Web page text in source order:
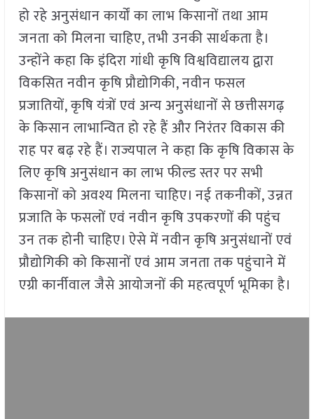
हो रहे अनुसंधान कार्यों का लाभ किसानों तथा आम
जनता को मिलना चाहिए, तभी उनकी सार्थकता है।
उन्होंने कहा कि इंदिरा गांधी कृषि विश्वविद्यालय द्वारा
विकसित नवीन कृषि प्रौद्योगिकी, नवीन फसल
प्रजातियों, कृषि यंत्रों एवं अन्य अनुसंधानों से छत्तीसगढ़
के किसान लाभान्वित हो रहे हैं और निरंतर विकास की
राह पर बढ़ रहे हैं। राज्यपाल ने कहा कि कृषि विकास के
लिए कृषि अनुसंधान का लाभ फील्ड स्तर पर सभी
किसानों को अवश्य मिलना चाहिए। नई तकनीकों, उन्नत
प्रजाति के फसलों एवं नवीन कृषि उपकरणों की पहुंच
उन तक होनी चाहिए। ऐसे में नवीन कृषि अनुसंधानों एवं
प्रौद्योगिकी को किसानों एवं आम जनता तक पहुंचाने में
एग्री कार्नीवाल जैसे आयोजनों की महत्वपूर्ण भूमिका है।